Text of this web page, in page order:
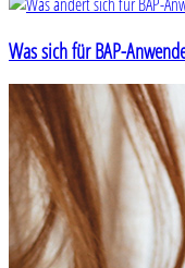
Was sich für BAP-